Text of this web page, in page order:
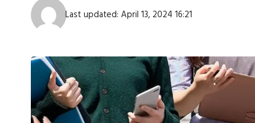
Last updated: April 13, 2024 16:21